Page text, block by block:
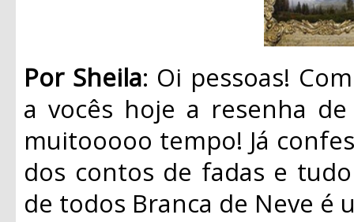
Por Sheila: Oi pessoas!
a vocês hoje a resenha
muitooooo tempo! Já
dos contos de fadas e
de todos Branca de Neve é